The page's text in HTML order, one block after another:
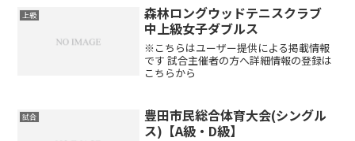
上級
森林ロングウッドテニスクラブ
中上級女子ダブルス
※こちらはユーザー提供による掲載情報
です 試合主催者の方へ詳細情報の登録は
こちらから
試合
豊田市民総合体育大会(シングル
ス)【A級・D級】